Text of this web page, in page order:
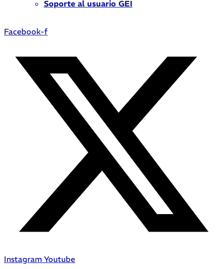
Soporte al usuario GEI
Facebook-f
Instagram Youtube